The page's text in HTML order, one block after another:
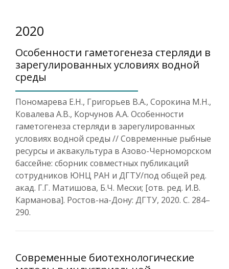
2020
Особенности гаметогенеза стерляди в
зарегулированных условиях водной
среды
Пономарева Е.Н., Григорьев В.А., Сорокина М.Н.,
Ковалева А.В., Корчунов А.А. Особенности
гаметогенеза стерляди в зарегулированных
условиях водной среды // Современные рыбные
ресурсы и аквакультура в Азово-Черноморском
бассейне: сборник совместных публикаций
сотрудников ЮНЦ РАН и ДГТУ/под общей ред.
акад. Г.Г. Матишова, Б.Ч. Месхи; [отв. ред. И.В.
Карманова]. Ростов-на-Дону: ДГТУ, 2020. С. 284–
290.
Современные биотехнологические